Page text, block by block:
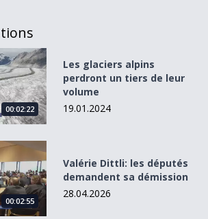
perdront un tiers de leur volume
00:02:22
Les glaciers alpins
perdront un tiers de leur
volume
19.01.2024
demandent sa démission
00:02:55
Valérie Dittli: les députés
demandent sa démission
28.04.2026